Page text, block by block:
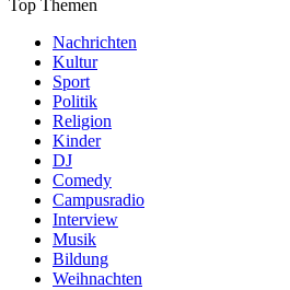
Top Themen
Nachrichten
Kultur
Sport
Politik
Religion
Kinder
DJ
Comedy
Campusradio
Interview
Musik
Bildung
Weihnachten